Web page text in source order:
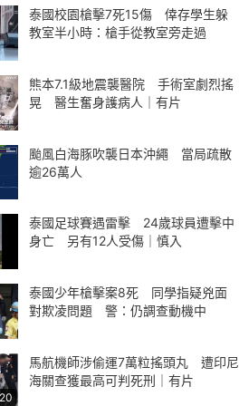
泰國校園槍擊7死15傷 倖存學生躲
教室半小時：槍手從教室旁走過
熊本7.1級地震襲醫院 手術室劇烈搖
晃 醫生奮身護病人｜有片
颱風白海豚吹襲日本沖繩 當局疏散
逾26萬人
泰國足球賽遇雷擊 24歲球員遭擊中
身亡 另有12人受傷｜慎入
泰國少年槍擊案8死 同學指疑兇面
對欺凌問題 警：仍調查動機中
馬航機師涉偷運7萬粒搖頭丸 遭印尼
海關查獲最高可判死刑｜有片